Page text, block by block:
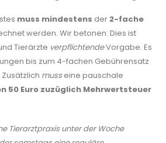
muss mindestens der 2-fache
werden. Wir betonen: Dies ist
Tierärzte verpflichtendeVorgabe. Es
bis zum 4-fachen Gebührensatz
musseine pauschale
50 Euro zuzüglich Mehrwertsteuer
Tierarztpraxis unter der Woche